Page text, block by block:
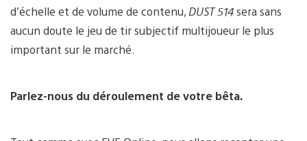
d’échelle et de volume de contenu, DUST 514sera sans
aucun doute le jeu de tir subjectif multijoueur le plus
important sur le marché.
Parlez-nous du déroulement de votre bêta.